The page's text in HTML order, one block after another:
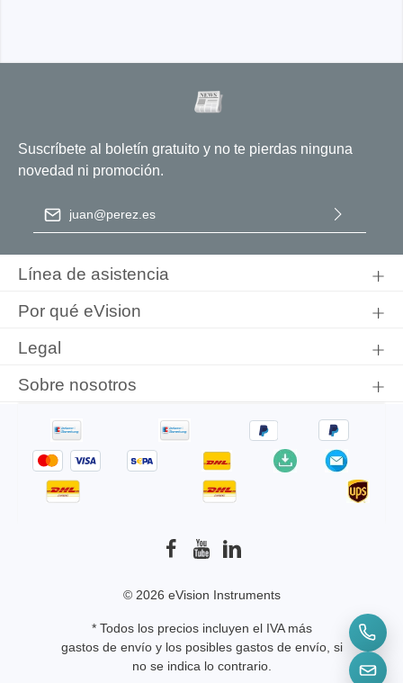
Suscríbete al boletín gratuito y no te pierdas ninguna
novedad ni promoción.
Dirección de correo electrónico
términos y condiciones generales
Línea de asistencia
Por qué eVision
Legal
Sobre nosotros
© 2026 eVision Instruments
* Todos los precios incluyen el IVA más
gastos de envíoy los posibles gastos de envío, si
no se indica lo contrario.